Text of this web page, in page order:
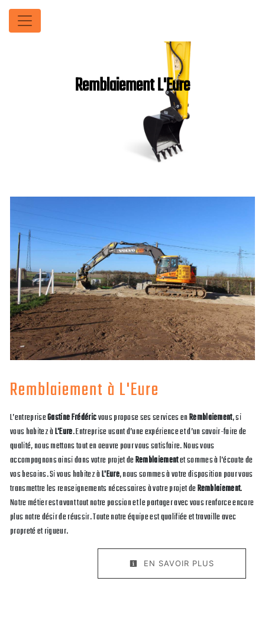
Panneau de gestion des cookies
Remblaiement L'Eure
Remblaiement à L'Eure
L’entrepriseGastine Frédéricvous propose ses services enRemblaiement, si
vous habitez àL'Eure. Entreprise usant d’une expérience et d’un savoir-faire de
qualité, nous mettons tout en oeuvre pour vous satisfaire. Nous vous
accompagnons ainsi dans votre projet deRemblaiementet sommes à l’écoute de
vos besoins. Si vous habitez àL'Eure, nous sommes à votre disposition pour vous
transmettre les renseignements nécessaires à votre projet deRemblaiement.
Notre métier est avant tout notre passion et le partager avec vous renforce encore
plus notre désir de réussir. Toute notre équipe est qualifiée et travaille avec
propreté et rigueur.
EN SAVOIR PLUS